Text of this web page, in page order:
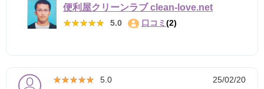
便利屋クリーンラブ clean-love.net
★★★★★
★★★★★ 5.0 口コミ (2)
★★★★★
★★★★★ 5.0
25/02/20